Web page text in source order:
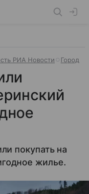
РИА Новости Город
покупать на
жилье.